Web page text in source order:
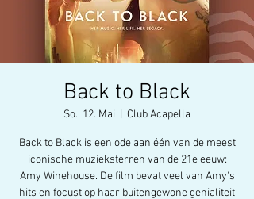
Back to Black
So., 12. Mai Club Acapella
Back to Black is een ode aan één van de meest
iconische muzieksterren van de 21e eeuw:
Amy Winehouse. De film bevat veel van Amy's
hits en focust op haar buitengewone genialiteit